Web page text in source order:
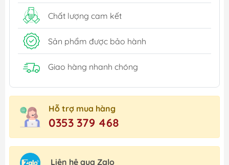
Chất lượng cam kết
Sản phẩm được bảo hành
Giao hàng nhanh chóng
Hỗ trợ mua hàng
0353 379 468
Liên hệ qua Zalo